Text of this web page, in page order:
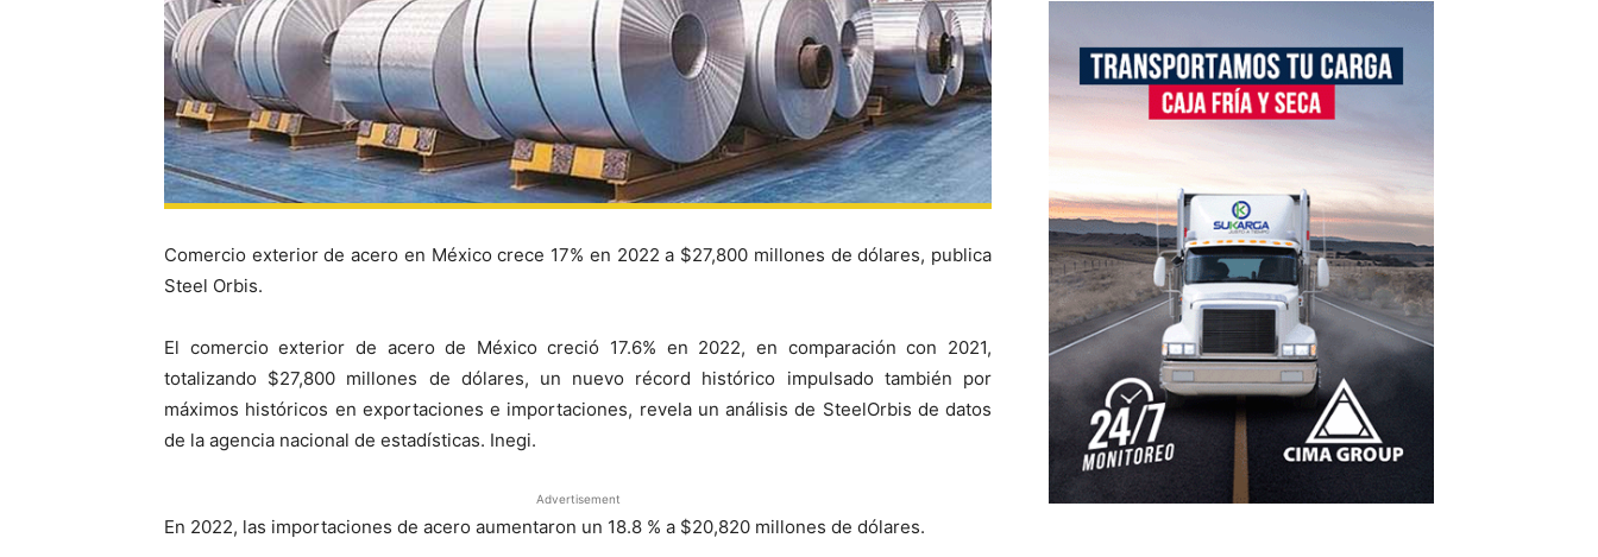
Comercio exterior de acero en México crece 17% en 2022 a $27,800 millones de dólares, publica
Steel Orbis.
El comercio exterior de acero de México creció 17.6% en 2022, en comparación con 2021,
totalizando $27,800 millones de dólares, un nuevo récord histórico impulsado también por
máximos históricos en exportaciones e importaciones, revela un análisis de SteelOrbis de datos
de la agencia nacional de estadísticas. Inegi.
Advertisement
En 2022, las importaciones de acero aumentaron un 18.8 % a $20,820 millones de dólares.